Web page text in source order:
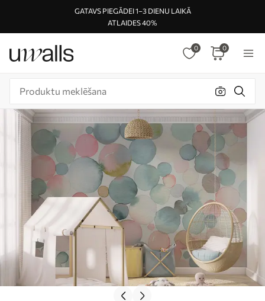
GATAVS PIEGĀDEI 1–3 DIENU LAIKĀ
ATLAIDES 40%
0 0